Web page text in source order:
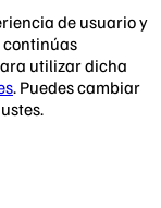
de usuario y
continúas
utilizar dicha
. Puedes cambiar